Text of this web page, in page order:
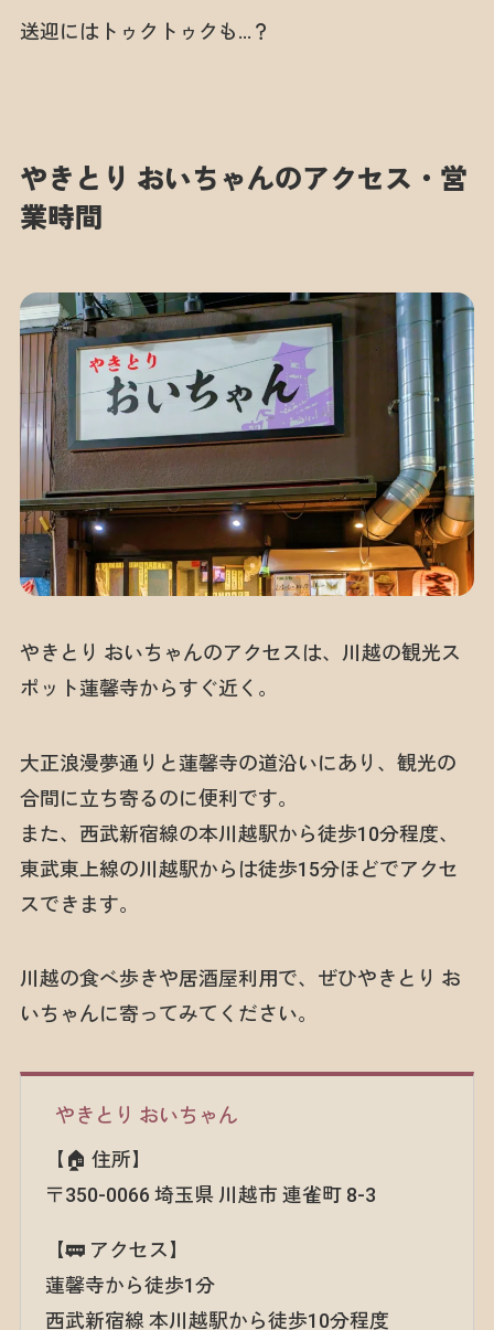
送迎にはトゥクトゥクも…？
やきとり おいちゃんのアクセス・営
業時間
やきとり おいちゃんのアクセスは、川越の観光ス
ポット蓮馨寺からすぐ近く。
大正浪漫夢通りと蓮馨寺の道沿いにあり、観光の
合間に立ち寄るのに便利です。
また、西武新宿線の本川越駅から徒歩10分程度、
東武東上線の川越駅からは徒歩15分ほどでアクセ
スできます。
川越の食べ歩きや居酒屋利用で、ぜひやきとり お
いちゃんに寄ってみてください。
やきとり おいちゃん
【🏠 住所】
〒350-0066 埼玉県 川越市 連雀町 8-3
【🚃 アクセス】
蓮馨寺から徒歩1分
西武新宿線 本川越駅から徒歩10分程度